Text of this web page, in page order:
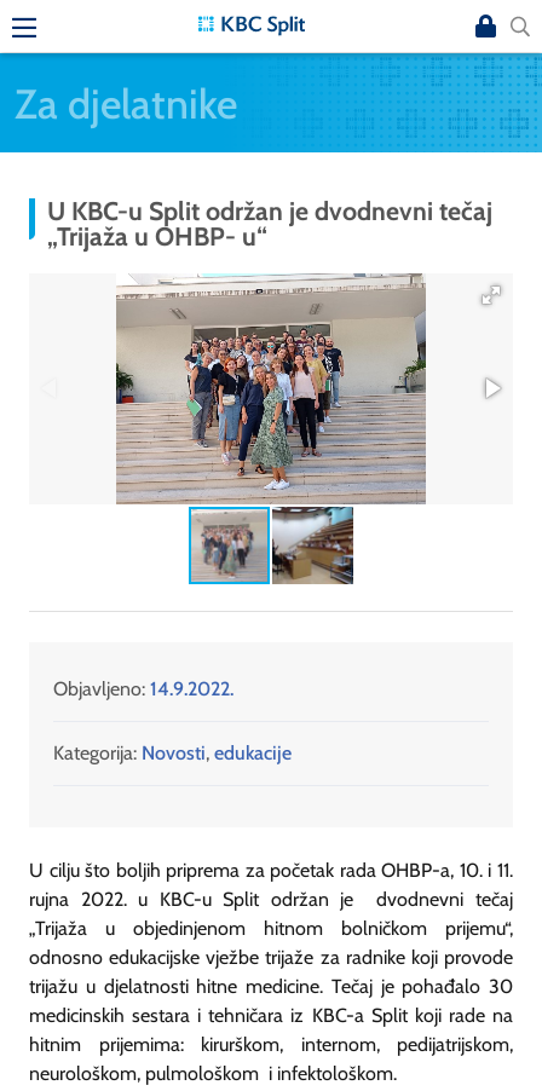
Za djelatnike
U KBC-u Split održan je dvodnevni tečaj
„Trijaža u OHBP- u“
Objavljeno: 14.9.2022.
Kategorija: Novosti, edukacije
U cilju što boljih priprema za početak rada OHBP-a, 10. i 11.
rujna 2022. u KBC-u Split održan je dvodnevni tečaj
„Trijaža u objedinjenom hitnom bolničkom prijemu“,
odnosno edukacijske vježbe trijaže za radnike koji provode
trijažu u djelatnosti hitne medicine. Tečaj je pohađalo 30
medicinskih sestara i tehničara iz KBC-a Split koji rade na
hitnim prijemima: kirurškom, internom, pedijatrijskom,
neurološkom, pulmološkom i infektološkom.